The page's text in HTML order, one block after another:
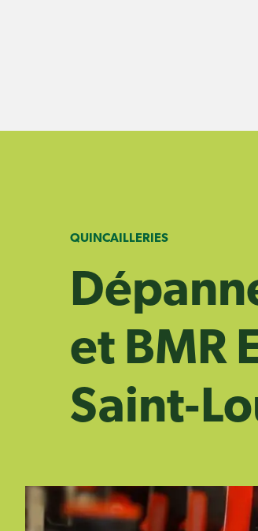
QUINCAILLERIES
et BMR